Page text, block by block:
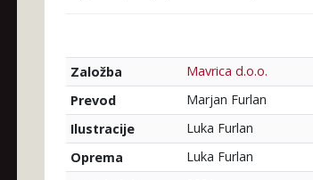
Založba
Mavrica d.o.o.
Prevod
Marjan Furlan
Ilustracije
Luka Furlan
Oprema
Luka Furlan